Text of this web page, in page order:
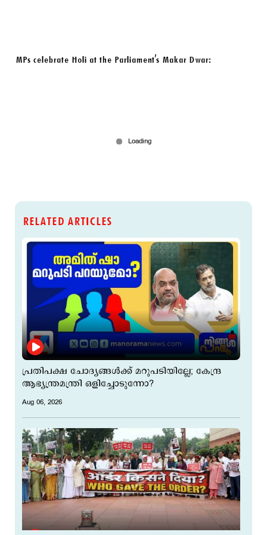
MPs celebrate Holi at the Parliament's Makar Dwar:
RELATED ARTICLES
പ്രതിപക്ഷ ചോദ്യങ്ങള്‍ക്ക് മറുപടിയില്ലേ; കേന്ദ്ര
ആഭ്യന്ത്രമന്ത്രി ഒളിച്ചോടുന്നോ?
Aug 06, 2026